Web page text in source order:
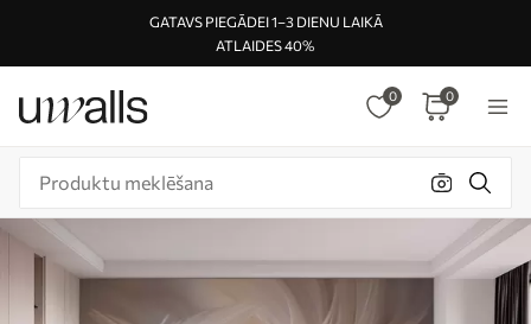
GATAVS PIEGĀDEI 1–3 DIENU LAIKĀ
ATLAIDES 40%
0 0